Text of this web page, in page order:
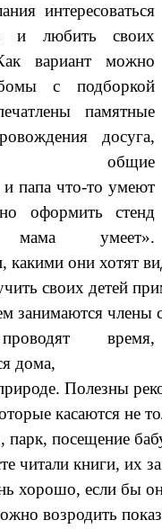
интересоваться
и любить своих
вариант можно
с подборкой
памятные
досуга,
общие
и папа что-то умеют
оформить стенд
умеет».
, какими они хотят
своих детей
занимаются члены
проводят время,
дома,
.Полезны
касаются не
, парк, посещение
читали книги, их
хорошо, если бы
возродить показ